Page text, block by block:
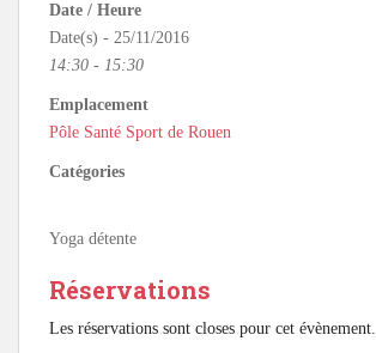
Date / Heure
Date(s) - 25/11/2016
14:30 - 15:30
Emplacement
Pôle Santé Sport de Rouen
Catégories
Yoga détente
Réservations
Les réservations sont closes pour cet évènement.